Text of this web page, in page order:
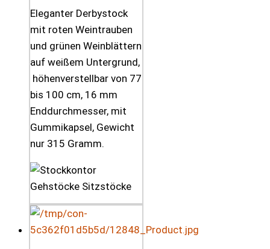
Eleganter Derbystock
mit roten Weintrauben
und grünen Weinblättern
auf weißem Untergrund,
höhenverstellbar von 77
bis 100 cm, 16 mm
Enddurchmesser, mit
Gummikapsel, Gewicht
nur 315 Gramm.